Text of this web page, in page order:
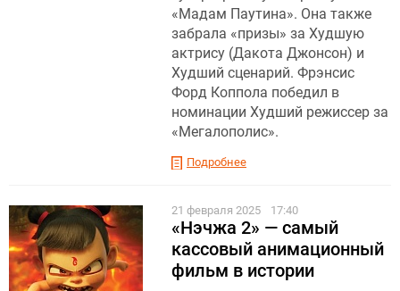
«Мадам Паутина». Она также
забрала «призы» за Худшую
актрису (Дакота Джонсон) и
Худший сценарий. Фрэнсис
Форд Коппола победил в
номинации Худший режиссер за
«Мегалополис».
Подробнее
21 февраля 2025 17:40
«Нэчжа 2» — самый
кассовый анимационный
фильм в истории